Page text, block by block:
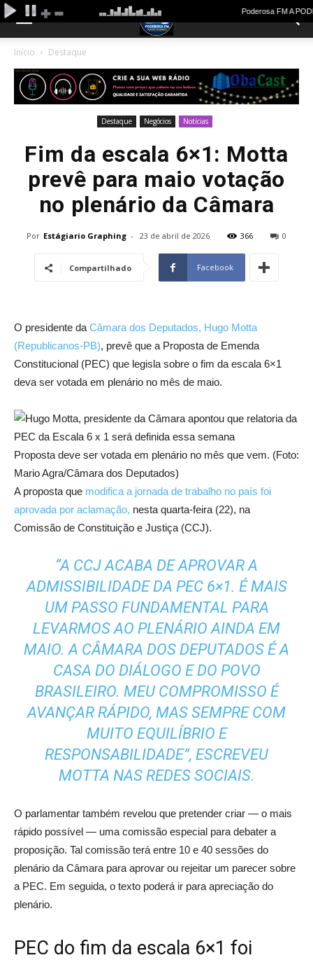
Início Destaque
Destaque Negócios Notícias
Fim da escala 6×1: Motta
prevê para maio votação
no plenário da Câmara
Por Estágiario Graphing - 23 de abril de 2026 366 0
Compartilhado Facebook
O presidente da Câmara dos Deputados, Hugo Motta
(Republicanos-PB), prevê que a Proposta de Emenda
Constitucional (PEC) que legisla sobre o fim da escala 6×1
deva ser votada em plenário no mês de maio.
Proposta deve ser votada em plenário no mês que vem. (Foto:
Mario Agra/Câmara dos Deputados)
A proposta que modifica a jornada de trabalho no país foi
aprovada por aclamação, nesta quarta-feira (22), na
Comissão de Constituição e Justiça (CCJ).
“A CCJ ACABA DE APROVAR A
ADMISSIBILIDADE DA PEC 6×1. É MAIS
UM PASSO FUNDAMENTAL PARA
LEVARMOS AO PLENÁRIO AINDA EM
MAIO. A CÂMARA DOS DEPUTADOS É A
CASA DO DIÁLOGO E DO POVO
BRASILEIRO. MEU COMPROMISSO É
AVANÇAR RÁPIDO, MAS SEMPRE COM
MUITO EQUILÍBRIO E
RESPONSABILIDADE”, ESCREVEU
MOTTA NAS REDES SOCIAIS.
O parlamentar também revelou que pretender criar — o mais
rápido possível — uma comissão especial para debater a
proposição. Tal comissão terá entre 10 e 40 sessões do
plenário da Câmara para aprovar ou rejeitar um parecer sobre
a PEC. Em seguida, o texto poderá ir para apreciação do
plenário.
PEC do fim da escala 6×1 foi